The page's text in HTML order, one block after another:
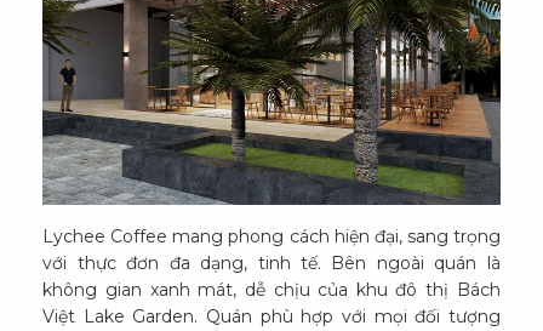
Lychee Coffee mang phong cách hiện đại, sang trọng
với thực đơn đa dạng, tinh tế. Bên ngoài quán là
không gian xanh mát, dễ chịu của khu đô thị Bách
Việt Lake Garden. Quán phù hợp với mọi đối tượng